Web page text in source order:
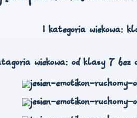
I kategoria wiekowa:
wiekowa: od klasy 7 bez